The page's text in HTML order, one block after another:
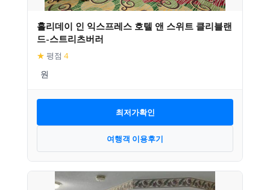
홀리데이 인 익스프레스 호텔 앤 스위트 클리블랜
드-스트리츠버러
★ 평점 4
최저가확인
여행객 이용후기